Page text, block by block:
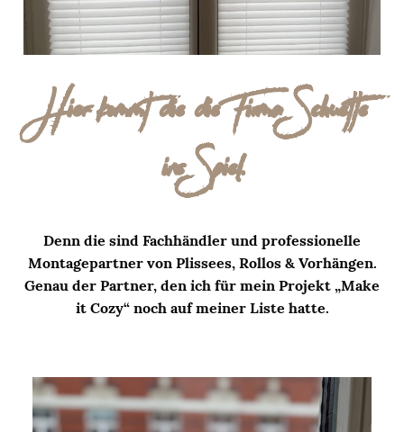
Hier kommt die die Firma Schuette
ins Spiel.
Denn die sind Fachhändler und professionelle
Montagepartner von Plissees, Rollos & Vorhängen.
Genau der Partner, den ich für mein Projekt „Make
it Cozy“ noch auf meiner Liste hatte.